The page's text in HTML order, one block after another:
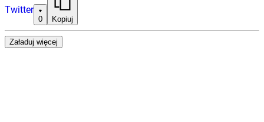
Twitter
0 Kopiuj
Załaduj więcej